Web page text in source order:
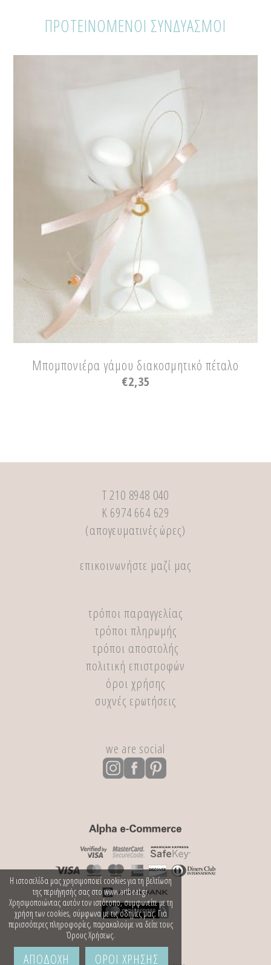
ΠΡΟΤΕΙΝΟΜΕΝΟΙ ΣΥΝΔΥΑΣΜΟΙ
Μπομπονιέρα γάμου διακοσμητικό πέταλο
€2,35
Τ 210 8948 040
Κ 6974 664 629
(απογευματινές ώρες)
επικοινωνήστε μαζί μας
τρόποι παραγγελίας
τρόποι πληρωμής
τρόποι αποστολής
πολιτική επιστροφών
όροι χρήσης
συχνές ερωτήσεις
we are social
Η ιστοσελίδα μας χρησιμοποιεί cookies για τη βελτίωση
της περιήγησής σας στο www.artbeat.gr.
Χρησιμοποιώντας αυτόν τον ιστότοπο, συμφωνείτε με τη
χρήση των cookies, σύμφωνα με τις οδηγίες μας. Για
περισσότερες πληροφορίες, παρακαλούμε να δείτε τους
Όρους Χρήσεως.
ΑΠΟΔΟΧΗ ΟΡΟΙ ΧΡΗΣΗΣ